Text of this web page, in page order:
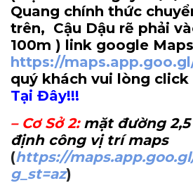
Quang chính thức
trên, Cậu Dậu rẽ phải
100m ) link google
https://
quý khách vui lòng
Tại Đây!!!
– Cơ Sở 2: mặt đường
định công vị trí maps
(https://
g_st=az)